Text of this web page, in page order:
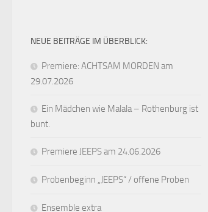
NEUE BEITRÄGE IM ÜBERBLICK:
Premiere: ACHTSAM MORDEN am
29.07.2026
Ein Mädchen wie Malala – Rothenburg ist
bunt.
Premiere JEEPS am 24.06.2026
Probenbeginn „JEEPS“ / offene Proben
Ensemble extra